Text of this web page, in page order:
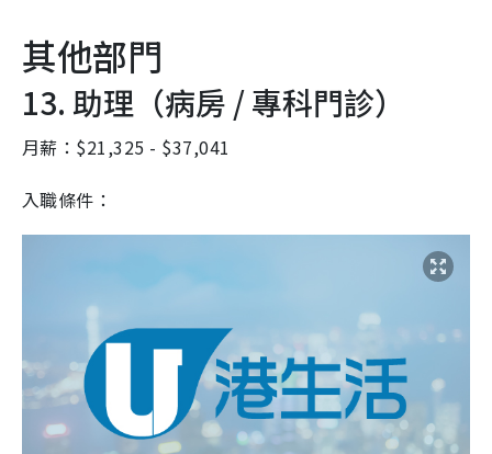
其他部門
13. 助理（病房 / 專科門診）
月薪：$21,325 - $37,041
入職條件：